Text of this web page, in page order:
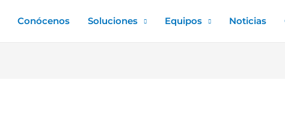
Conócenos Soluciones Equipos Noticias